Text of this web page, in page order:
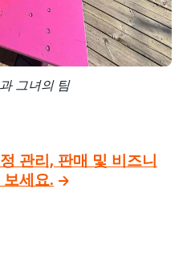
그녀의 팀
관리, 판매 및 비즈니
세요.